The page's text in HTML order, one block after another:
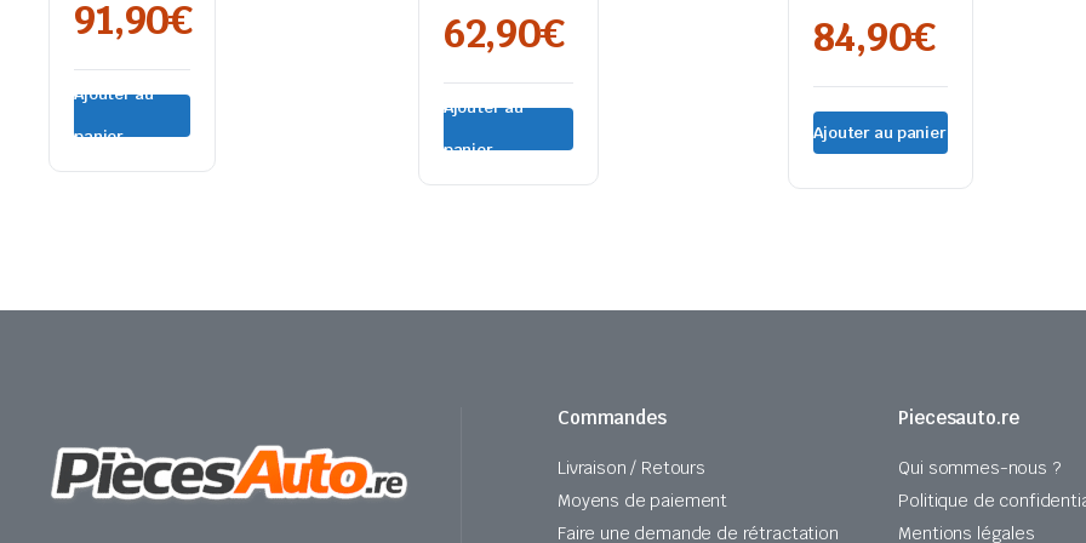
91,90€
Ajouter au
panier
62,90€
Ajouter au
panier
84,90€
Ajouter au panier
Commandes
Livraison / Retours
Moyens de paiement
Faire une demande de rétractation
Piecesauto.re
Qui sommes-nous ?
Politique de
Mentions légales